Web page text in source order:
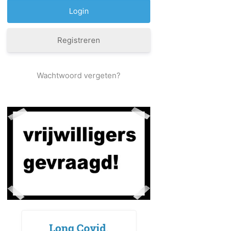
Registreren
Wachtwoord vergeten?
Long Covid,